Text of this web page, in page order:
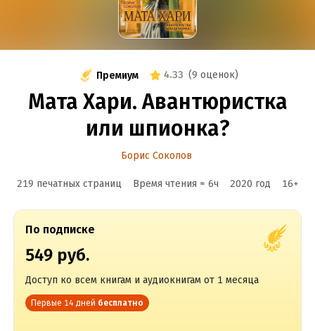
Премиум 4.33 (9 оценок)
Мата Хари. Авантюристка
или шпионка?
Борис Соколов
219 печатных страниц Время чтения ≈ 6ч 2020 год 16+
По подписке
549 руб.
Доступ ко всем книгам и аудиокнигам от 1 месяца
Первые 14 дней бесплатно